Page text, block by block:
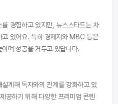
경험하고 있지만, 뉴스스타트는 차
고 있어요. 특히 경제지와 MBC 등은
며 성공을 거두고 있답니다.
계해 독자와의 관계를 강화하고 있
공하기 위해 다양한 프리미엄 콘텐